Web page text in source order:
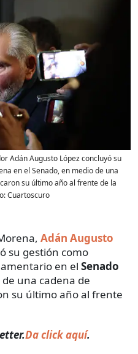
Adán Augusto López concluyó su
en el Senado, en medio de una
su último año al frente de la
Cuartoscuro
Adán Augusto
su gestión como
en el Senado
una cadena de
su último año al frente
Da click aquí.